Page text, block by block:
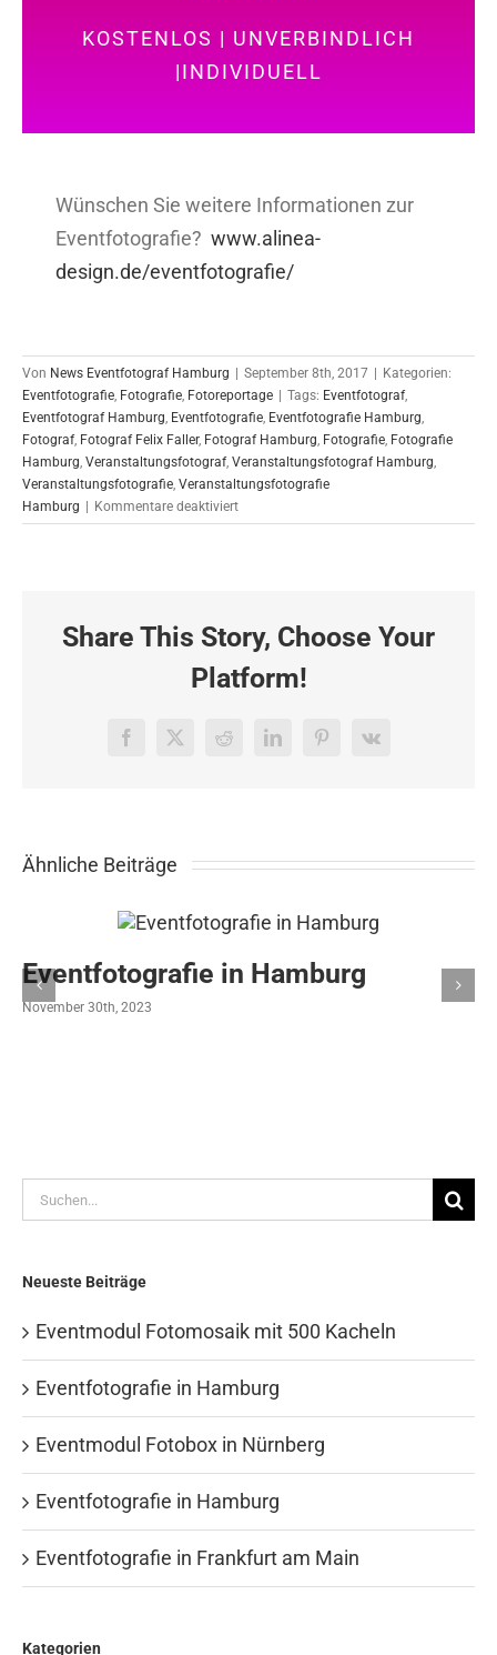
KOSTENLOS | UNVERBINDLICH
|INDIVIDUELL
Wünschen Sie weitere Informationen zur
Eventfotografie? www.alinea-
design.de/eventfotografie/
Von News Eventfotograf Hamburg | September 8th, 2017 | Kategorien:
Eventfotografie Fotografie Fotoreportage | Tags: Eventfotograf,
Eventfotograf Hamburg Eventfotografie Eventfotografie Hamburg
Fotograf, Fotograf Felix Faller, Fotograf Hamburg Fotografie Fotografie
Hamburg Veranstaltungsfotograf, Veranstaltungsfotograf Hamburg
Veranstaltungsfotografie Veranstaltungsfotografie
Hamburg | Kommentare deaktiviertfür
Veranstaltungs-
Hamburg
Share This Story, Choose Your
Platform!
Facebook
X RedditLinkedInPinterest
Vk
Ähnliche Beiträge
Eventfotografie in Hamburg
November 30th, 2023
Suche
nach:
Neueste Beiträge
Eventmodul Fotomosaik mit 500 Kacheln
Eventfotografie in Hamburg
Eventmodul Fotobox in Nürnberg
Eventfotografie in Hamburg
Eventfotografie in Frankfurt am Main
Kategorien